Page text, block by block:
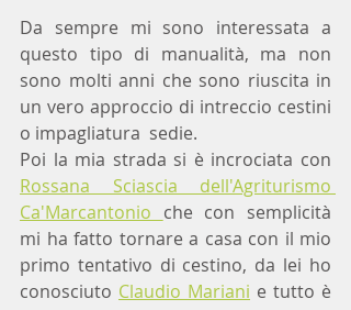
Da sempre mi sono interessata a
questo tipo di manualità, ma non
sono molti anni che sono riuscita in
un vero approccio di intreccio cestini
o impagliatura  sedie.
Rossana Sciascia dell'Agriturismo
Ca'Marcantonio che con semplicità
mi ha fatto tornare a casa con il mio
primo tentativo di cestino, da lei ho
conosciuto Claudio Mariani e tutto è